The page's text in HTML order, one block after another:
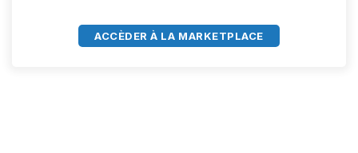
ACCÈDER À LA MARKETPLACE